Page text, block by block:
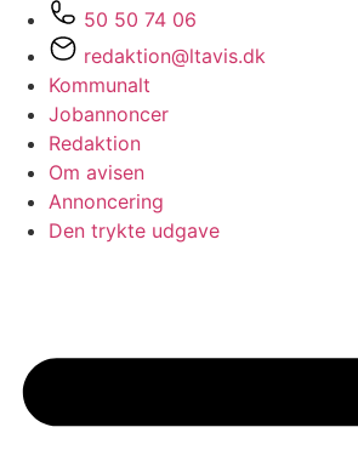
50 50 74 06
redaktion@ltavis.dk
Kommunalt
Jobannoncer
Redaktion
Om avisen
Annoncering
Den trykte udgave